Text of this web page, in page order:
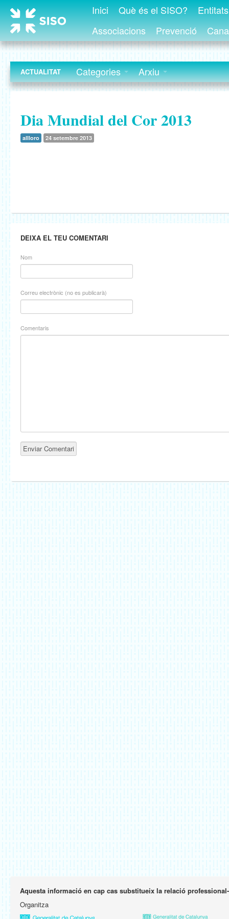
Inici Què és el SISO?
Associacions
Prevenció
ACTUALITAT Categories Arxiu
Dia Mundial del Cor 2013
allloro 24 setembre 2013
DEIXA EL TEU COMENTARI
Nom
Correu electrònic (no es publicarà)
Comentaris
Aquesta informació en cap cas substitueix la relació
Organitza